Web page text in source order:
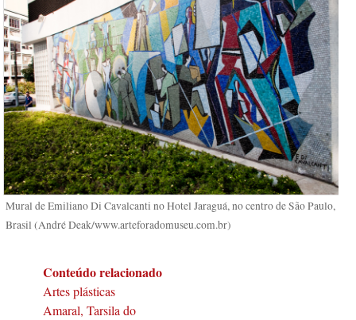
Mural de Emiliano Di Cavalcanti no Hotel Jaraguá, no centro de São Paulo,
Brasil (André Deak/www.arteforadomuseu.com.br)
Conteúdo relacionado
Artes plásticas
Amaral, Tarsila do